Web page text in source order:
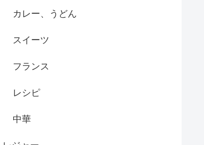
カレー、うどん
スイーツ
フランス
レシピ
中華